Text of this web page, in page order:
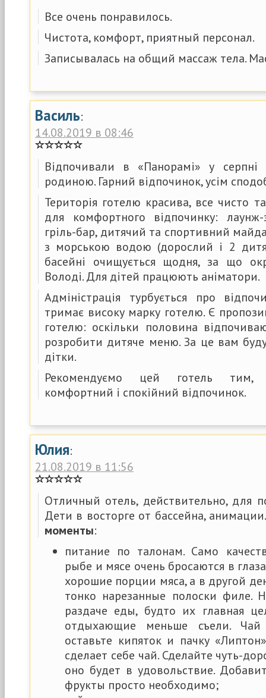
Все очень понравилось.
Чистота, комфорт, приятный персонал.
Записывалась на общий массаж тела.
Василь:
14.08.2019 в 08:46
Відпочивали в «Панорамі» у
родиною. Гарний відпочинок, усім
Територія готелю красива, все чисто
для комфортного відпочинку: лаунж-
гріль-бар, дитячий та спортивний
з морською водою (дорослий і 2
басейні очищується щодня, за що
Володі. Для дітей працюють аніматори.
Адміністрація турбується про
тримає високу марку готелю. Є
готелю: оскільки половина
розробити дитяче меню. За це вам
дітки.
Рекомендуємо цей готель тим,
комфортний і спокійний відпочинок.
Юлия:
21.08.2019 в 11:56
Отличный отель, действительно, для
Дети в восторге от бассейна,
моменты:
питание по талонам. Само
рыбе и мясе очень бросаются в
хорошие порции мяса, а в другой
тонко нарезанные полоски филе.
раздаче еды, будто их главная
отдыхающие меньше съели.
оставьте кипяток и пачку
сделает себе чай. Сделайте чуть-
оно будет в удовольствие.
фрукты просто необходимо;